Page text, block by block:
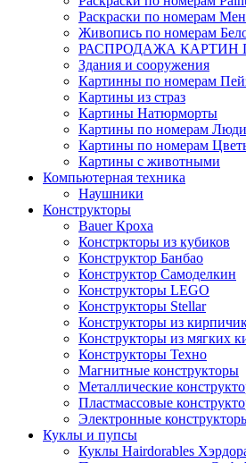
Раскраски по номерам
Живопись по номерам
РАСПРОДАЖА КАРТИН
Здания и сооружения
Картинны по номерам
Картины из страз
Картины Натюрморты
Картины по номерам Люди
Картины по номерам
Картины с животными
Компьютерная техника
Наушники
Конструкторы
Bauer Кроха
Констркторы из кубиков
Конструктор Банбао
Конструктор Самоделкин
Конструкторы LEGO
Конструкторы Stellar
Конструкторы из
Конструкторы из мягких
Конструкторы Техно
Магнитные конструкторы
Металлические
Пластмассовые
Электронные
Куклы и пупсы
Куклы Hairdorables